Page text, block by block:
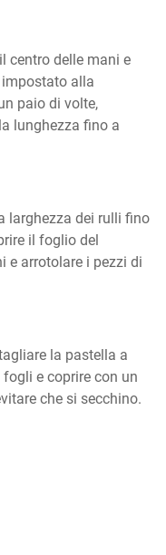
centro delle mani e
alla
paio di volte,
lunghezza fino a
larghezza dei rulli fino
il foglio del
e arrotolare i pezzi di
la pastella a
e coprire con un
che si secchino.